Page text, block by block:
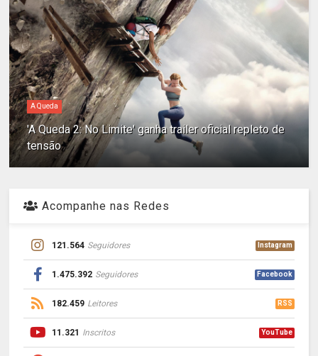
A Queda
'A Queda 2: No Limite' ganha trailer oficial repleto de
tensão
Acompanhe nas Redes
121.564 Seguidores Instagram
1.475.392 Seguidores Facebook
182.459 Leitores RSS
11.321 Inscritos YouTube